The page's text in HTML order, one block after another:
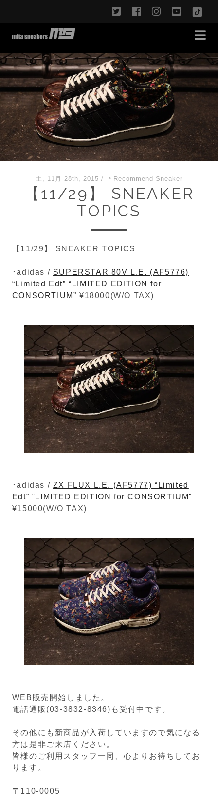
twitterfacebookinstagram
土, 11月 28th, 2015 / ＊Recommend Sneaker
【11/29】 SNEAKER
TOPICS
【11/29】 SNEAKER TOPICS
･adidas / SUPERSTAR 80V L.E. (AF5776)
“Limited Edt” “LIMITED EDITION for
CONSORTIUM” ¥18000(W/O TAX)
･adidas / ZX FLUX L.E. (AF5777) “Limited
Edt” “LIMITED EDITION for CONSORTIUM”
¥15000(W/O TAX)
WEB販売開始しました。
電話通販(03-3832-8346)も受付中です。
その他にも新商品が入荷していますので気になる
方は是非ご来店ください。
皆様のご利用スタッフ一同、心よりお待ちしてお
ります。
〒110-0005